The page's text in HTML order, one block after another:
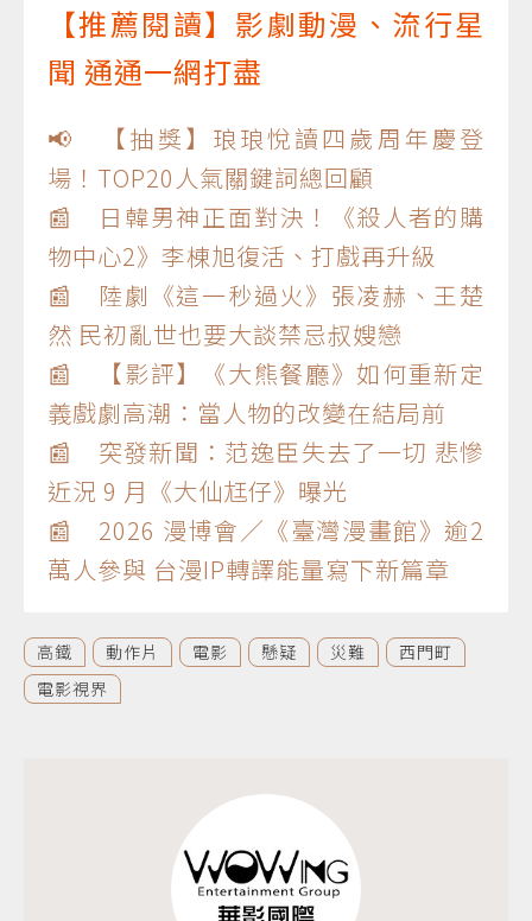
【推薦閱讀】影劇動漫、流行星
聞 通通一網打盡
📢 【抽獎】琅琅悅讀四歲周年慶登
場！TOP20人氣關鍵詞總回顧
📰 日韓男神正面對決！《殺人者的購
物中心2》李棟旭復活、打戲再升級
📰 陸劇《這一秒過火》張凌赫、王楚
然 民初亂世也要大談禁忌叔嫂戀
📰 【影評】《大熊餐廳》如何重新定
義戲劇高潮：當人物的改變在結局前
📰 突發新聞：范逸臣失去了一切 悲慘
近況 9 月《大仙尪仔》曝光
📰 2026 漫博會／《臺灣漫畫館》逾2
萬人參與 台漫IP轉譯能量寫下新篇章
高鐵 動作片 電影 懸疑 災難
西門町
電影視界